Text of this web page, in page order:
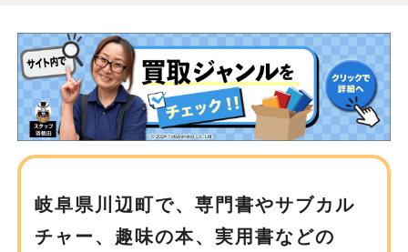
岐阜県川辺町で、専門書やサブカル
チャー、趣味の本、実用書などの